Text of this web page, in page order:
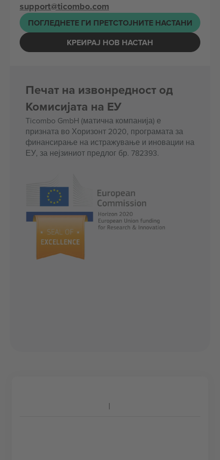
support@ticombo.com
ПОГЛЕДНЕТЕ ГИ ПРЕТСТОЈНИТЕ НАСТАНИ
КРЕИРАЈ НОВ НАСТАН
Печат на извонредност од
Комисијата на ЕУ
Ticombo GmbH (матична компанија) е
призната во Хоризонт 2020, програмата за
финансирање на истражување и иновации на
ЕУ, за нејзиниот предлог бр. 782393.